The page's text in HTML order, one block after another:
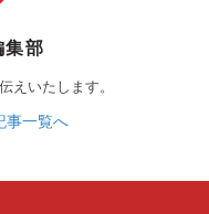
部
えいたします。
事一覧へ